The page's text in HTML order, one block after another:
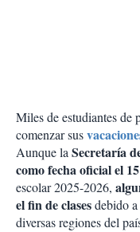
Miles de estudiantes de
comenzar sus
Aunque laSecretaría
como fecha oficial el
escolar 2025-2026,
el fin de clasesdebido a
diversas regiones del